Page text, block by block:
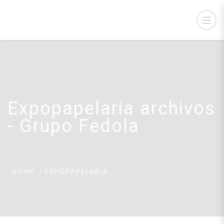
Expopapelaria archivos
- Grupo Fedola
HOME EXPOPAPELARIA